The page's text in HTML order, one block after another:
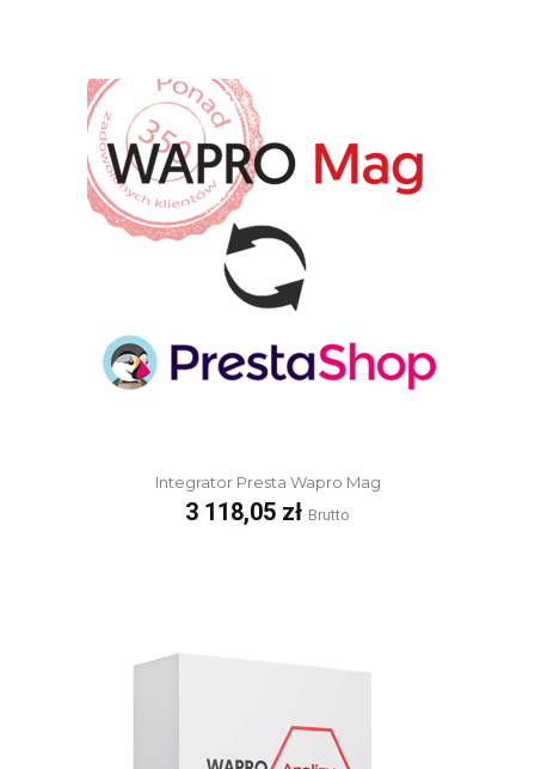
Integrator Presta Wapro Mag
Cena
3 118,05 zł Brutto